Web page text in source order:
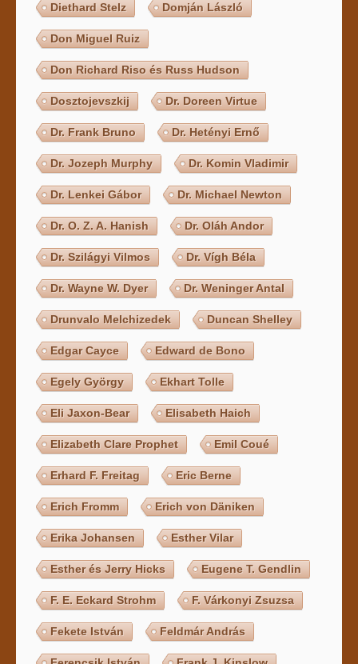
Diethard Stelz Domján László
Don Miguel Ruiz
Don Richard Riso és Russ Hudson
Dosztojevszkij Dr. Doreen Virtue
Dr. Frank Bruno Dr. Hetényi Ernő
Dr. Jozeph Murphy Dr. Komin Vladimir
Dr. Lenkei Gábor Dr. Michael Newton
Dr. O. Z. A. Hanish Dr. Oláh Andor
Dr. Szilágyi Vilmos Dr. Vígh Béla
Dr. Wayne W. Dyer Dr. Weninger Antal
Drunvalo Melchizedek Duncan Shelley
Edgar Cayce Edward de Bono
Egely György Ekhart Tolle
Eli Jaxon-Bear Elisabeth Haich
Elizabeth Clare Prophet Emil Coué
Erhard F. Freitag Eric Berne
Erich Fromm Erich von Däniken
Erika Johansen Esther Vilar
Esther és Jerry Hicks Eugene T. Gendlin
F. E. Eckard Strohm F. Várkonyi Zsuzsa
Fekete István Feldmár András